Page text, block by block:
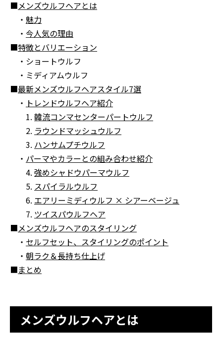
■メンズウルフヘアとは
・ 魅力
・ 今人気の理由
■特徴とバリエーション
・ショートウルフ
・ミディアムウルフ
■最新メンズウルフヘアスタイル7選
・ トレンドウルフヘア紹介
1. 韓流コンマセンターパートウルフ
2. ラウンドマッシュウルフ
3. ハンサムプチウルフ
・ パーマやカラーとの組み合わせ紹介
4. 強めシャドウパーマウルフ
5. スパイラルウルフ
6. エアリーミディウルフ × シアーベージュ
7. ツイスパウルフヘア
■メンズウルフヘアのスタイリング
・ セルフセット、スタイリングのポイント
・ 朝ラク＆長持ち仕上げ
■まとめ
メンズウルフヘアとは